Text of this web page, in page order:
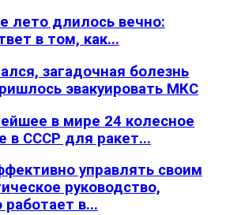
лето длилось вечно:
в том, как...
загадочная болезнь
эвакуировать МКС
в мире 24 колесное
в СССР для ракет...
управлять своим
руководство,
в...